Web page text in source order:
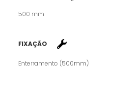
500 mm
FIXAÇÃO
Enterramento (500mm)